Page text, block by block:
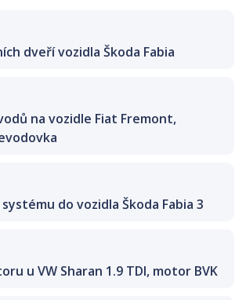
dveří vozidla Škoda Fabia
na vozidle Fiat Fremont,
do vozidla Škoda Fabia 3
u VW Sharan 1.9 TDI, motor BVK